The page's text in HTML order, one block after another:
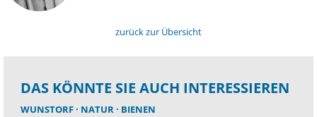
zurück zur Übersicht
DAS KÖNNTE SIE AUCH INTERESSIEREN
WUNSTORF NATUR BIENEN